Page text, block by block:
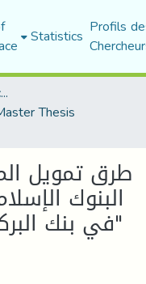
Statistics Profils
Faculty of Economic Sciences, Commerce and Management Sciences
Thesis
طرق تمويل
البنوك
في بنك البركة الجزائري فرع سطيف"